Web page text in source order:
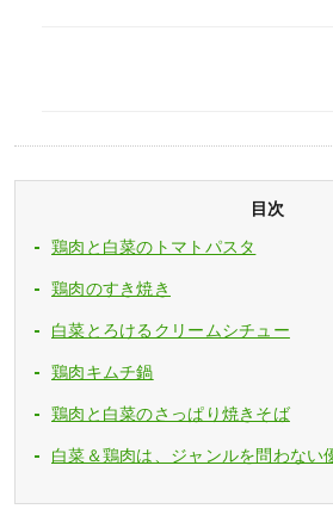
目次
鶏肉と白菜のトマトパスタ
鶏肉のすき焼き
白菜とろけるクリームシチュー
鶏肉キムチ鍋
鶏肉と白菜のさっぱり焼きそば
白菜＆鶏肉は、ジャンルを問わない